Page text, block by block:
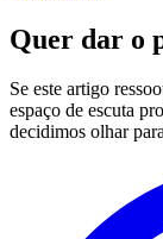
Quer dar o
Se este artigo
espaço de escuta
decidimos olhar